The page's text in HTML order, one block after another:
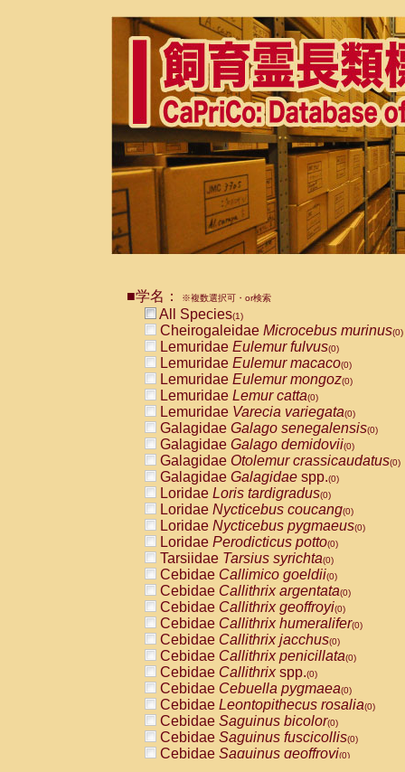
■学名： ※複数選択可・or検索
All Species(1)
Cheirogaleidae Microcebus murinus(0)
Lemuridae Eulemur fulvus(0)
Lemuridae Eulemur macaco(0)
Lemuridae Eulemur mongoz(0)
Lemuridae Lemur catta(0)
Lemuridae Varecia variegata(0)
Galagidae Galago senegalensis(0)
Galagidae Galago demidovii(0)
Galagidae Otolemur crassicaudatus(0)
Galagidae Galagidae spp.(0)
Loridae Loris tardigradus(0)
Loridae Nycticebus coucang(0)
Loridae Nycticebus pygmaeus(0)
Loridae Perodicticus potto(0)
Tarsiidae Tarsius syrichta(0)
Cebidae Callimico goeldii(0)
Cebidae Callithrix argentata(0)
Cebidae Callithrix geoffroyi(0)
Cebidae Callithrix humeralifer(0)
Cebidae Callithrix jacchus(0)
Cebidae Callithrix penicillata(0)
Cebidae Callithrixspp.(0)
Cebidae Cebuella pygmaea(0)
Cebidae Leontopithecus rosalia(0)
Cebidae Saguinus bicolor(0)
Cebidae Saguinus fuscicollis(0)
Cebidae Saguinus geoffroyi(0)